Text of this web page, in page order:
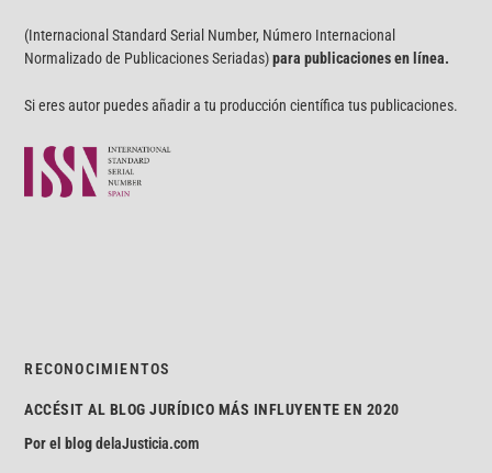
(Internacional Standard Serial Number, Número Internacional
Normalizado de Publicaciones Seriadas)para publicaciones en línea.
Si eres autor puedes añadir a tu producción científica tus publicaciones.
RECONOCIMIENTOS
ACCÉSIT AL BLOG JURÍDICO MÁS INFLUYENTE EN 2020
Por el blogdelaJusticia.com